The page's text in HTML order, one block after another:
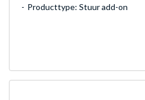
Producttype: Stuur add-on